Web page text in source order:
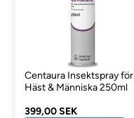
Centaura Insektspray för
Häst & Människa 250ml
399,00 SEK